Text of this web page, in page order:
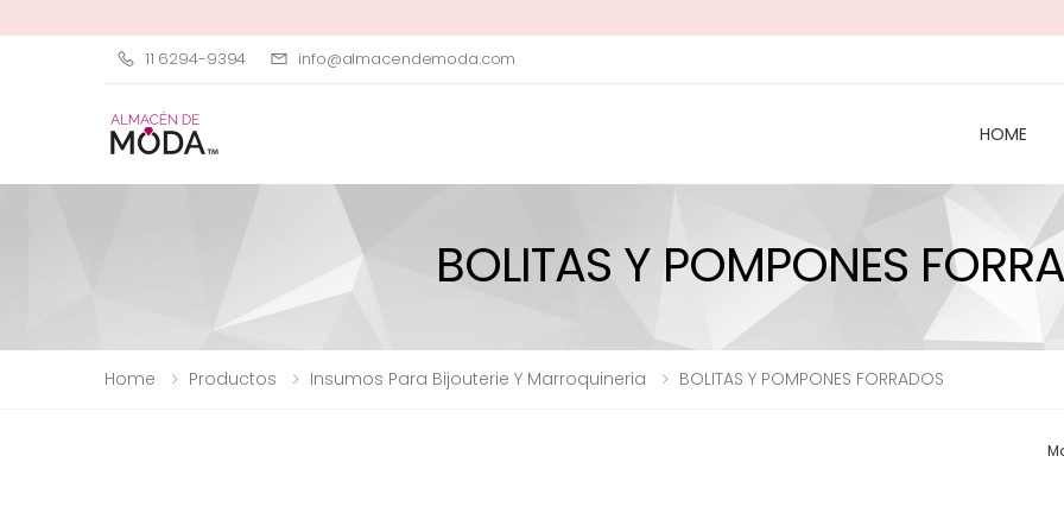
11 6294-9394
info@almacendemoda.com
HOME
BOLITAS Y POMPONES
Home Productos Insumos Para Bijouterie Y Marroquineria BOLITAS Y POMPONES FORRADOS